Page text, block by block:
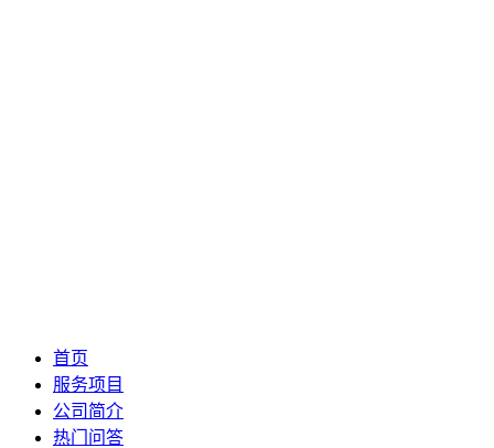
首页
服务项目
公司简介
热门问答